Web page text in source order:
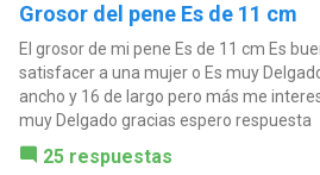
Grosor del pene Es de 11 cm
El grosor de mi pene Es de 11 cm Es
satisfacer a una mujer o Es muy
ancho y 16 de largo pero más me
muy Delgado gracias espero respuesta
25 respuestas